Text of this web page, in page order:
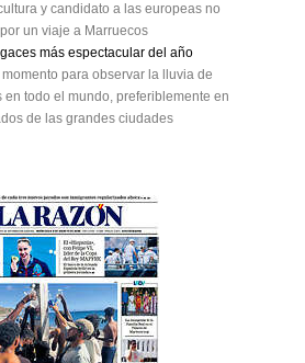
y candidato a las europeas no
un viaje a Marruecos
más espectacular del año
para observar la lluvia de
todo el mundo, preferiblemente en
de las grandes ciudades